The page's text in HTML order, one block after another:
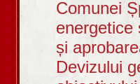
Comunei
energetice
și
Devizului